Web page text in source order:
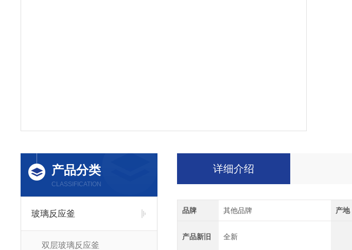
产品分类
CLASSIFICATION
玻璃反应釜
双层玻璃反应釜
详细介绍
品牌 其他品牌 产地
产品新旧 全新